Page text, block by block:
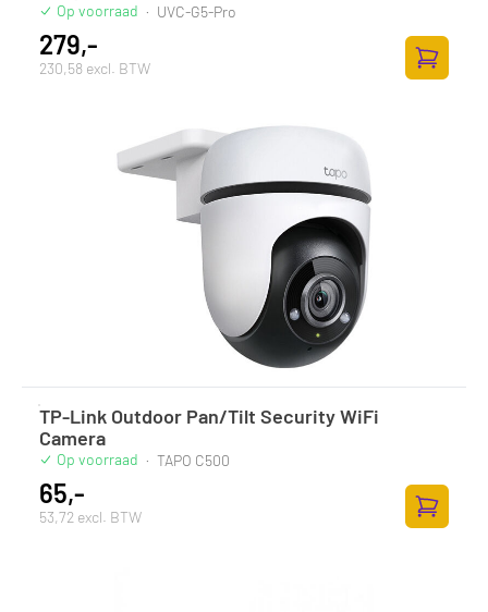
Op voorraad · UVC-G5-Pro
279,-
230,58 excl. BTW
TP-Link Outdoor Pan/Tilt Security WiFi
Camera
Op voorraad · TAPO C500
65,-
53,72 excl. BTW